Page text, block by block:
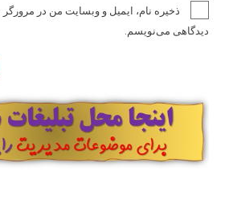
ذخیره نام، ایمیل و وبسایت من در مرورگر
دیدگاهی می‌نویسم.